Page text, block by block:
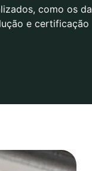
como os da
e certificação